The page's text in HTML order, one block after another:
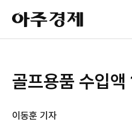
아
주
경
골프용품 수입액
이동훈 기자